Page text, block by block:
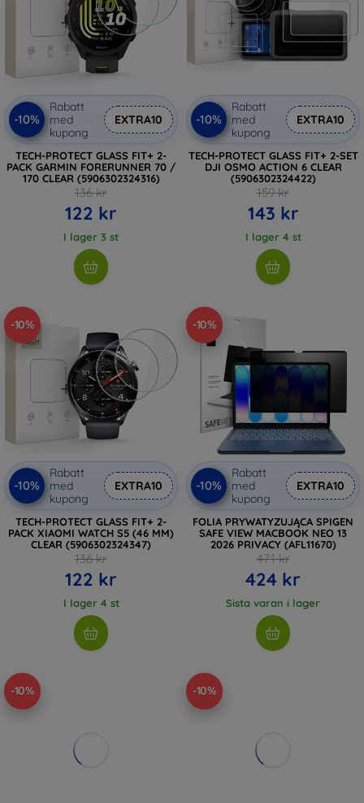
-10%
Rabatt
med
kupong
EXTRA10
TECH-PROTECT GLASS FIT+ 2-
PACK GARMIN FORERUNNER 70 /
170 CLEAR (5906302324316)
136 kr
122 kr
I lager 3 st
-10%
Rabatt
med
kupong
EXTRA10
TECH-PROTECT GLASS FIT+ 2-SET
DJI OSMO ACTION 6 CLEAR
(5906302324422)
159 kr
143 kr
I lager 4 st
-10%
-10%
Rabatt
med
kupong
EXTRA10
TECH-PROTECT GLASS FIT+ 2-
PACK XIAOMI WATCH S5 (46 MM)
CLEAR (5906302324347)
136 kr
122 kr
I lager 4 st
-10%
-10%
Rabatt
med
kupong
EXTRA10
FOLIA PRYWATYZUJĄCA SPIGEN
SAFE VIEW MACBOOK NEO 13
2026 PRIVACY (AFL11670)
471 kr
424 kr
Sista varan i lager
-10% -10%